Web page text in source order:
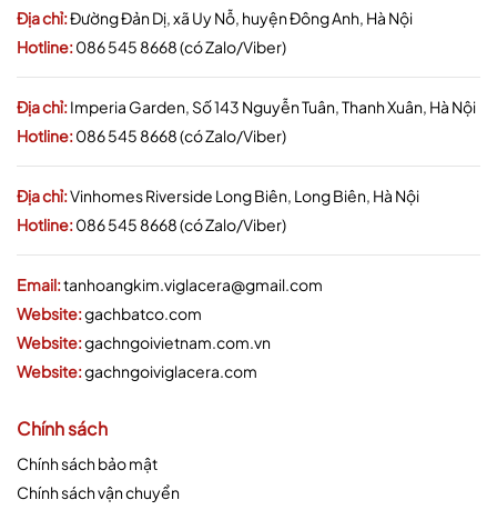
Địa chỉ:Đường Đản Dị, xã Uy Nỗ, huyện Đông Anh, Hà Nội
Hotline:086 545 8668 (có Zalo/Viber)
Địa chỉ:Imperia Garden, Số 143 Nguyễn Tuân, Thanh Xuân, Hà Nội
Hotline:086 545 8668 (có Zalo/Viber)
Địa chỉ:Vinhomes Riverside Long Biên, Long Biên, Hà Nội
Hotline:086 545 8668 (có Zalo/Viber)
Email:tanhoangkim.viglacera@gmail.com
Website:gachbatco.com
Website:gachngoivietnam.com.vn
Website:gachngoiviglacera.com
Chính sách
Chính sách bảo mật
Chính sách vận chuyển